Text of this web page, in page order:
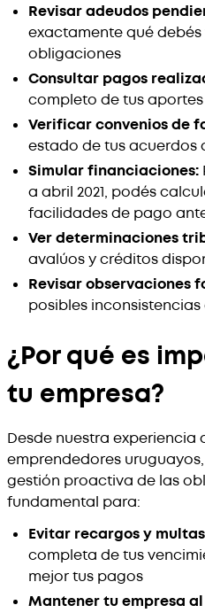
Revisar adeudos
exactamente qué
obligaciones
Consultar pagos
completo de tus
Verificar convenios de
estado de tus acuerdos
Simular financiaciones:
a abril 2021, podés
facilidades de pago
Ver determinaciones
avalúos y créditos
Revisar observaciones
posibles
¿Por qué es
tu empresa?
Desde nuestra
emprendedores
gestión proactiva de las
fundamental para:
Evitar recargos y
completa de tus
mejor tus pagos
Mantener tu empresa